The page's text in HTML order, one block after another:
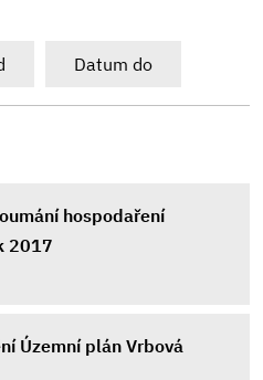
Datum do
hospodaření
2017
Územní plán Vrbová